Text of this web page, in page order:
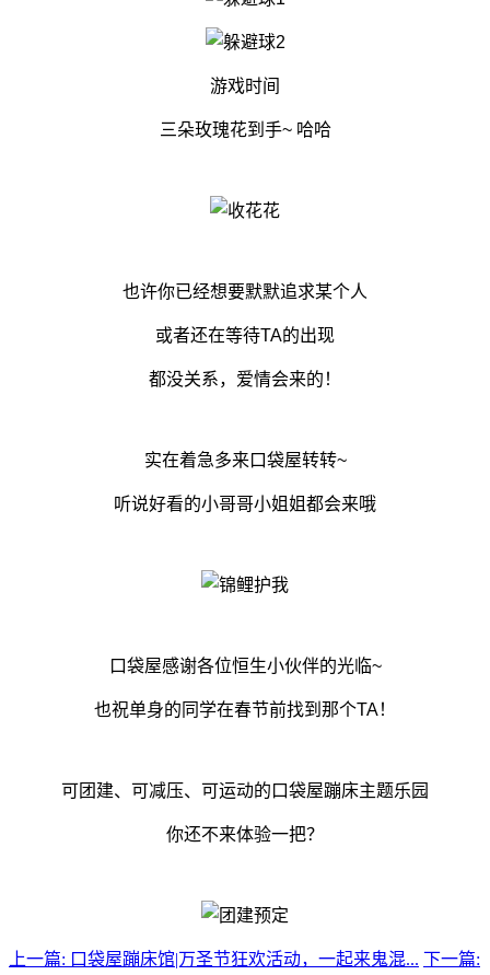
游戏时间
三朵玫瑰花到手~ 哈哈
也许你已经想要默默追求某个人
或者还在等待TA的出现
都没关系，爱情会来的！
实在着急多来口袋屋转转~
听说好看的小哥哥小姐姐都会来哦
口袋屋感谢各位恒生小伙伴的光临~
也祝单身的同学在春节前找到那个TA！
可团建、可减压、可运动的口袋屋蹦床主题乐园
你还不来体验一把？
上一篇: 口袋屋蹦床馆|万圣节狂欢活动，一起来鬼混... 下一篇: